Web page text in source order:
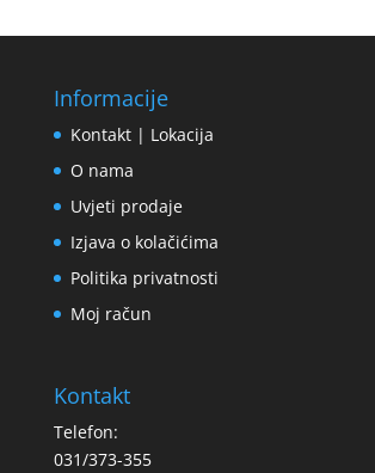
Informacije
Kontakt | Lokacija
O nama
Uvjeti prodaje
Izjava o kolačićima
Politika privatnosti
Moj račun
Kontakt
Telefon:
031/373-355